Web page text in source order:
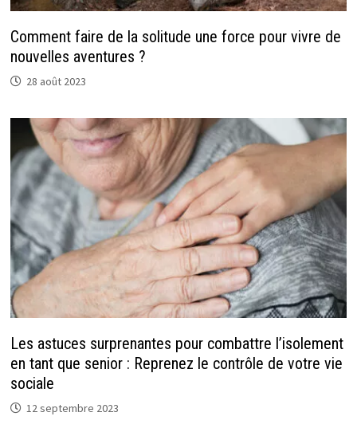
Comment faire de la solitude une force pour vivre de
nouvelles aventures ?
28 août 2023
Les astuces surprenantes pour combattre l’isolement
en tant que senior : Reprenez le contrôle de votre vie
sociale
12 septembre 2023